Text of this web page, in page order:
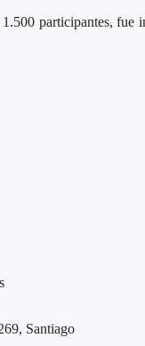
participantes,
Santiago